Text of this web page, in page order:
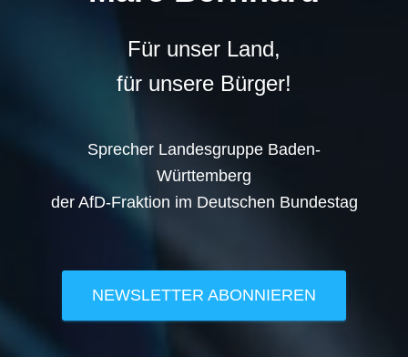
Für unser Land,
für unsere Bürger!
Sprecher Landesgruppe Baden-
Württemberg
der AfD-Fraktion im Deutschen Bundestag
NEWSLETTER ABONNIEREN